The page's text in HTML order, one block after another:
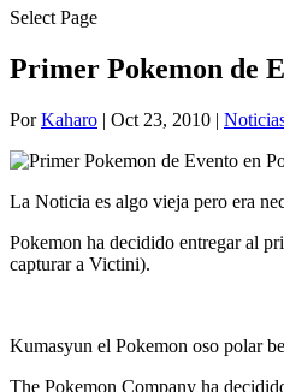
Select Page
Primer Pokemon de
PorKaharo | Oct 23, 2010 |
La Noticia es algo vieja pero era
Pokemon ha decidido entregar al
capturar a Victini).
Kumasyun el Pokemon oso polar
The Pokemon Company ha